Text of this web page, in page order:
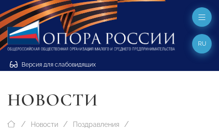
Версия для слабовидящих
RU
НОВОСТИ
Новости Поздравления